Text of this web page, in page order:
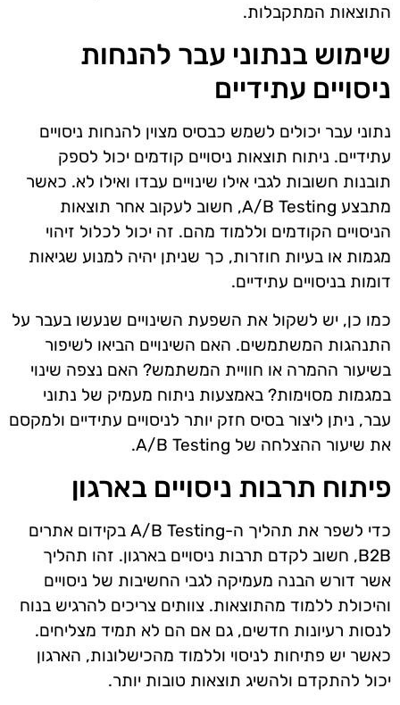
התוצאות המתקבלות.
שימוש בנתוני עבר להנחות
ניסויים עתידיים
נתוני עבר יכולים לשמש כבסיס מצוין להנחות ניסויים
עתידיים. ניתוח תוצאות ניסויים קודמים יכול לספק
תובנות חשובות לגבי אילו שינויים עבדו ואילו לא. כאשר
מתבצע A/B Testing, חשוב לעקוב אחר תוצאות
הניסויים הקודמים וללמוד מהם. זה יכול לכלול זיהוי
מגמות או בעיות חוזרות, כך שניתן יהיה למנוע שגיאות
דומות בניסויים עתידיים.
כמו כן, יש לשקול את השפעת השינויים שנעשו בעבר על
התנהגות המשתמשים. האם השינויים הביאו לשיפור
בשיעור ההמרה או חוויית המשתמש? האם נצפה שינוי
במגמות מסוימות? באמצעות ניתוח מעמיק של נתוני
עבר, ניתן ליצור בסיס חזק יותר לניסויים עתידיים ולמקסם
את שיעור ההצלחה של A/B Testing.
פיתוח תרבות ניסויים בארגון
כדי לשפר את תהליך ה-A/B Testing בקידום אתרים
B2B, חשוב לקדם תרבות ניסויים בארגון. זהו תהליך
אשר דורש הבנה מעמיקה לגבי החשיבות של ניסויים
והיכולת ללמוד מהתוצאות. צוותים צריכים להרגיש בנוח
לנסות רעיונות חדשים, גם אם הם לא תמיד מצליחים.
כאשר יש פתיחות לניסוי וללמוד מהכישלונות, הארגון
יכול להתקדם ולהשיג תוצאות טובות יותר.